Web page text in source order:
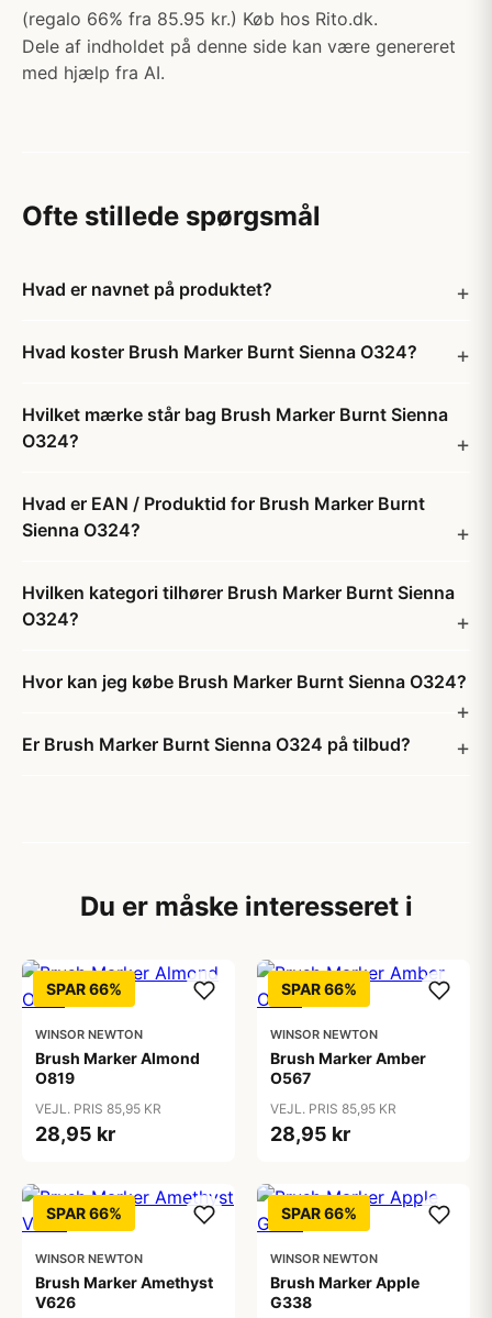
(regalo 66% fra 85.95 kr.) Køb hos Rito.dk.
Dele af indholdet på denne side kan være genereret
med hjælp fra AI.
Ofte stillede spørgsmål
Hvad er navnet på produktet?
Hvad koster Brush Marker Burnt Sienna O324?
Hvilket mærke står bag Brush Marker Burnt Sienna
O324?
Hvad er EAN / Produktid for Brush Marker Burnt
Sienna O324?
Hvilken kategori tilhører Brush Marker Burnt Sienna
O324?
Hvor kan jeg købe Brush Marker Burnt Sienna O324?
Er Brush Marker Burnt Sienna O324 på tilbud?
Du er måske interesseret i
SPAR 66%
WINSOR NEWTON
Brush Marker Almond
O819
VEJL. PRIS 85,95 KR
28,95 kr
SPAR 66%
WINSOR NEWTON
Brush Marker Amber
O567
VEJL. PRIS 85,95 KR
28,95 kr
SPAR 66%
WINSOR NEWTON
Brush Marker Amethyst
V626
SPAR 66%
WINSOR NEWTON
Brush Marker Apple
G338